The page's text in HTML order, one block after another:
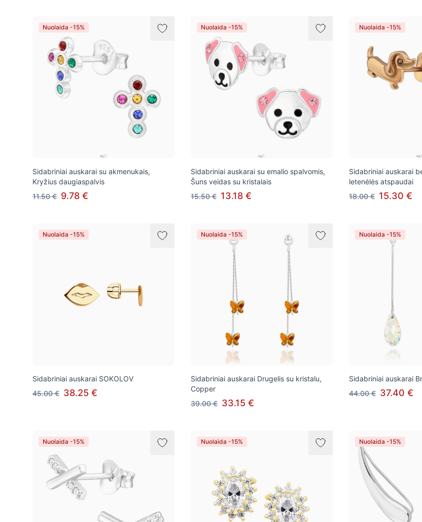
Nuolaida -15%
Sidabriniai auskarai su akmenukais,
Kryžius daugiaspalvis
11.50 € 9.78 €
Nuolaida -15%
Sidabriniai auskarai su emalio spalvomis,
Šuns veidas su kristalais
15.50 € 13.18 €
Nuolaida -15%
Sidabriniai auskarai
letenėlės atspaudai
18.00 € 15.30 €
Nuolaida -15%
Sidabriniai auskarai SOKOLOV
45.00 € 38.25 €
Nuolaida -15%
Sidabriniai auskarai Drugelis su kristalu,
Copper
39.00 € 33.15 €
Nuolaida -15%
Sidabriniai auskarai
44.00 € 37.40 €
Nuolaida -15% Nuolaida -15% Nuolaida -15%